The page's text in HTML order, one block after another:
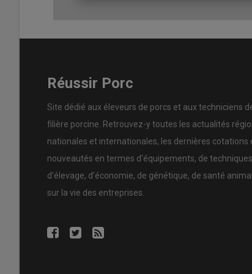
meilleure répartition des tâches ou l’embauche
venir.
Réussir Porc
Site dédié aux éleveurs de porcs et aux techniciens
filière porcine. Retrouvez-y toutes les actualités
nationales et internationales, les dernières cotations
nouveautés en termes d’équipements, de techniques
d’élevage, d’économie, de génétique, de santé
sur la vie des entreprises.